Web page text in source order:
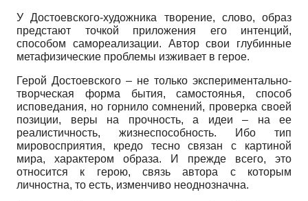
У Достоевского-художника творение, слово, образ
предстают точкой приложения его интенций,
способом самореализации. Автор свои глубинные
метафизические проблемы изживает в герое.
Герой Достоевского – не только экспериментально-
творческая форма бытия, самостоянья, способ
исповедания, но горнило сомнений, проверка своей
позиции, веры на прочность, а идеи – на ее
реалистичность, жизнеспособность. Ибо тип
мировосприятия, кредо тесно связан с картиной
мира, характером образа. И прежде всего, это
относится к герою, связь автора с которым
личностна, то есть, изменчиво неоднозначна.